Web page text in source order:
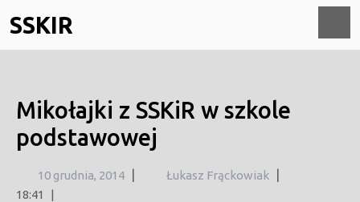
to
content
SSKIR
Mikołajki z SSKiR w szkole
podstawowej
10 grudnia, 201410
Łukasz Frąckowiak
18:41 |